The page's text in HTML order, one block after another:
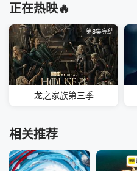
正在热映🔥
第8集完结
龙之家族第三季
相关推荐